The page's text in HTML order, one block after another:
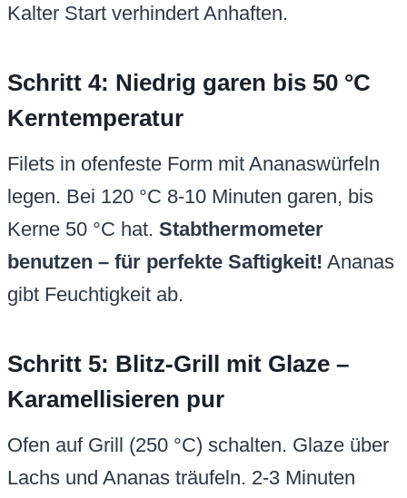
Kalter Start verhindert Anhaften.
Schritt 4: Niedrig garen bis 50 °C
Kerntemperatur
Filets in ofenfeste Form mit Ananaswürfeln
legen. Bei 120 °C 8-10 Minuten garen, bis
Kerne 50 °C hat. Stabthermometer
benutzen – für perfekte Saftigkeit! Ananas
gibt Feuchtigkeit ab.
Schritt 5: Blitz-Grill mit Glaze –
Karamellisieren pur
Ofen auf Grill (250 °C) schalten. Glaze über
Lachs und Ananas träufeln. 2-3 Minuten